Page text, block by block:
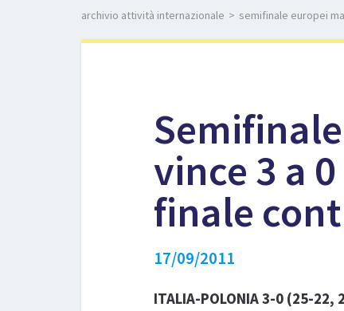
archivio attività internazionale > semifinale europei
vince 3 a
finale
17/09/2011
ITALIA-POLONIA 3-0 (25-22,